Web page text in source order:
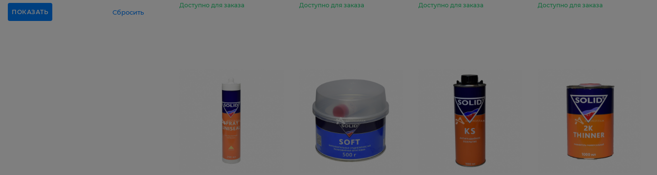
ПОКАЗАТЬ Сбросить
Доступно для заказа Доступно для заказа Доступно для заказа Доступно для заказа